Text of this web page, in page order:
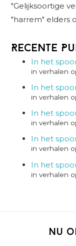
"Gelijksoortige
"harrem" elders
Recente
In het
in verhalen
In het
in verhalen
In het
in verhalen
In het
in verhalen
In het
in verhalen
Nu